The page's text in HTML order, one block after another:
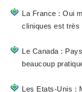
La France : Oui
cliniques est très
Le Canada :
beaucoup
Les Etats-Unis :